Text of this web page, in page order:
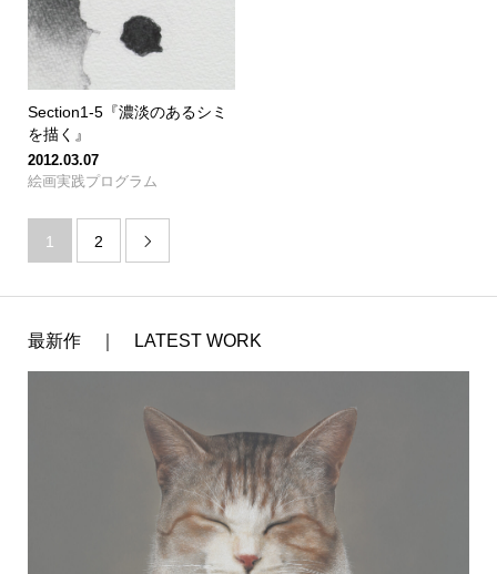
Section1-5『濃淡のあるシミ
を描く』
2012.03.07
絵画実践プログラム
1 2 
最新作 ｜ LATEST WORK